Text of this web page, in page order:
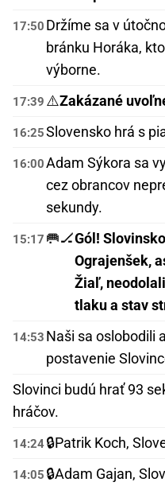
17:50 Držíme sa v
bránku Horáka,
výborne.
17:39 ⚠️Zakázané
16:25Slovensko hrá s
16:00Adam Sýkora sa
cez obrancov
sekundy.
15:17 🥅🏒Gól!
Ograjenšek,
Žiaľ,
tlaku a stav
14:53 Naši sa oslobodili
postavenie
Slovinci budú hrať 93
hráčov.
14:24🔒Patrik Koch,
14:05 🔒Adam Gajan,